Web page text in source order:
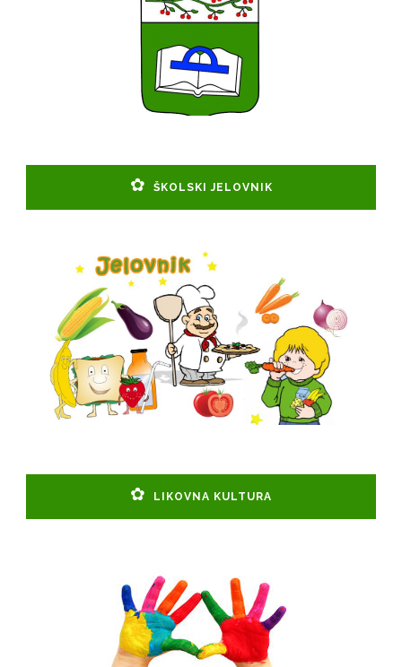
ŠKOLSKI JELOVNIK
LIKOVNA KULTURA